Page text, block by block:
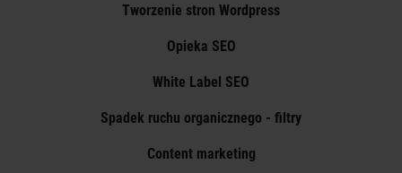
Tworzenie stron Wordpress
Opieka SEO
White Label SEO
Spadek ruchu organicznego - filtry
Content marketing